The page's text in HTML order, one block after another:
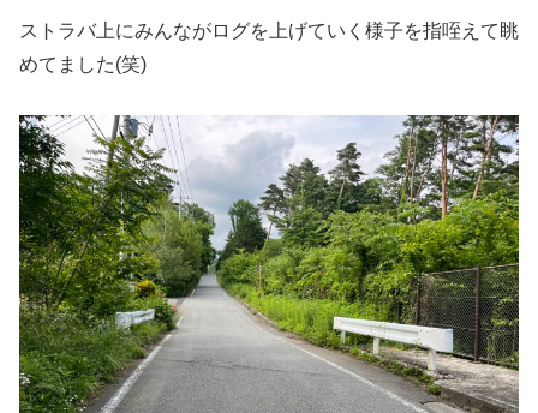
ストラバ上にみんながログを上げていく様子を指咥えて眺
めてました(笑)